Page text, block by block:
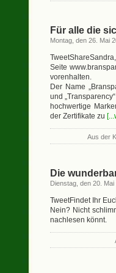
Für alle die
Montag, den 26. Mai
Seite
vorenhalten.
Der Name
und
hochwertige
der Zertifikate zu
Aus der
Die
Dienstag, den 20. Mai
TweetFindet Ihr
Nein? Nicht
nachlesen könnt.